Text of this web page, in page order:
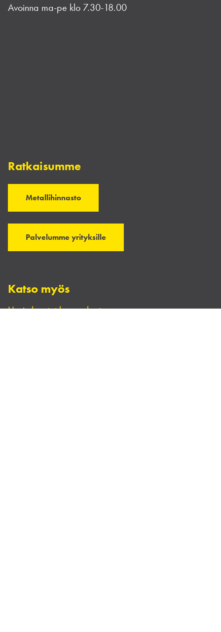
Avoinna ma-pe klo 7.30-18.00
Ratkaisumme
Metallihinnasto
Palvelumme yrityksille
Katso myös
Usein kysytyt kysymykset